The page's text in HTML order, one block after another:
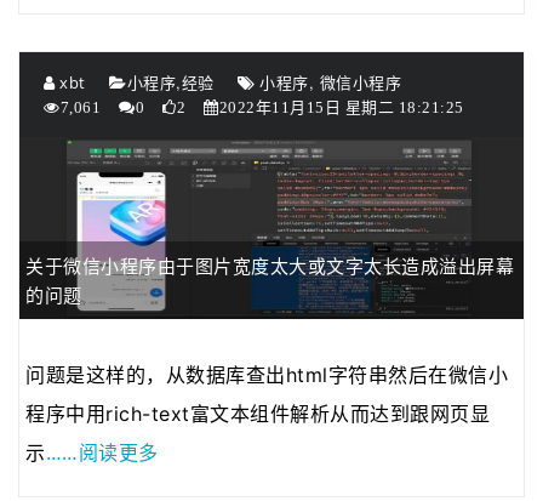
xbt 小程序,经验 小程序, 微信小程序
7,061 0 2 2022年11月15日 星期二 18:21:25
关于微信小程序由于图片宽度太大或文字太长造成溢出屏幕
的问题
问题是这样的，从数据库查出html字符串然后在微信小
程序中用rich-text富文本组件解析从而达到跟网页显
示……阅读更多